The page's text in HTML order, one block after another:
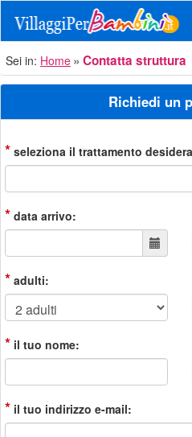
Sei in: Home Contatta struttura
Richiedi un
* seleziona il trattamento
* data arrivo:
* adulti:
* il tuo nome:
* il tuo indirizzo e-mail: